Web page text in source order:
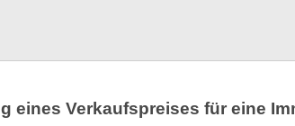
eines Verkaufspreises für eine